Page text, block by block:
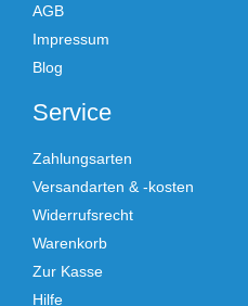
AGB
Impressum
Blog
Service
Zahlungsarten
Versandarten & -kosten
Widerrufsrecht
Warenkorb
Zur Kasse
Hilfe